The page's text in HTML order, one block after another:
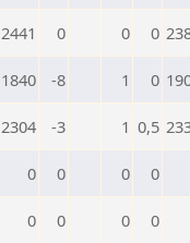
2441 0 0 0
1840 -8 1 0
2304 -3 1 0,5
0 0 0 0
0 0 0 0